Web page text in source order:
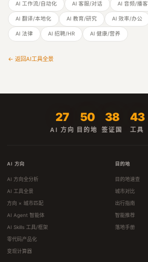
AI 工作流/自动化 AI 客服/对话 AI 音频/播客
AI 翻译/本地化 AI 教育/研究 AI 效率/办公
AI 法律 AI 招聘/HR AI 健康/营养
← 返回AI工具全景
27
AI 方向
50
目的地
38
签证国
43
工具
AI 方向
AI 方向全分析
AI 工具全景
方向 × 城市匹配
AI Agent 智能体
AI Skills 工具/框架
零代码产品化
变现计算器
目的地
目的地速查
城市对比
出行指南
智能推荐
落地手册